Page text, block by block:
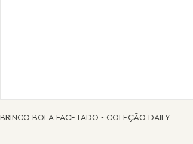
BRINCO BOLA FACETADO - COLEÇÃO DAILY